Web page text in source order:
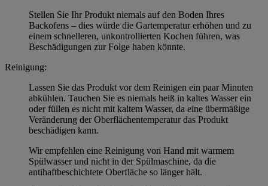
Stellen Sie Ihr Produkt niemals auf den Boden Ihres
Backofens – dies würde die Gartemperatur erhöhen und zu
einem schnelleren, unkontrollierten Kochen führen, was
Beschädigungen zur Folge haben könnte.
Reinigung:
Lassen Sie das Produkt vor dem Reinigen ein paar Minuten
abkühlen. Tauchen Sie es niemals heiß in kaltes Wasser ein
oder füllen es nicht mit kaltem Wasser, da eine übermäßige
Veränderung der Oberflächentemperatur das Produkt
beschädigen kann.
Wir empfehlen eine Reinigung von Hand mit warmem
Spülwasser und nicht in der Spülmaschine, da die
antihaftbeschichtete Oberfläche so länger hält.